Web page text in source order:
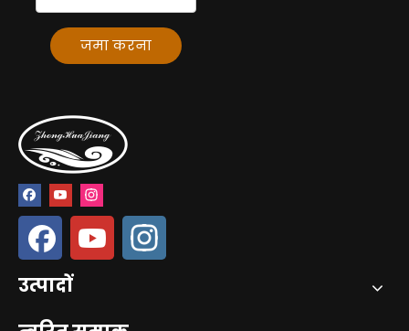
जमा करना
उत्पादों